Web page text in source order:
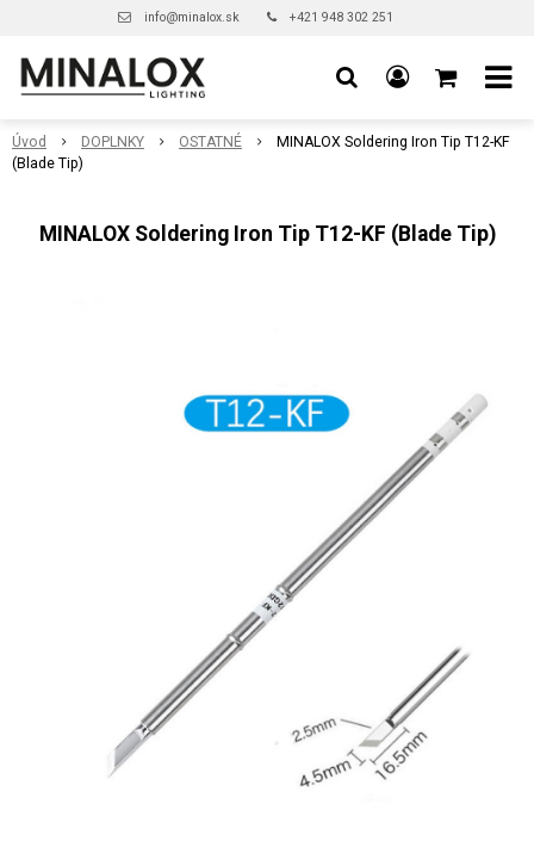
info@minalox.sk +421 948 302 251
Úvod DOPLNKY OSTATNÉ
MINALOX Soldering Iron Tip T12-KF
(Blade Tip)
MINALOX Soldering Iron Tip T12-KF (Blade Tip)